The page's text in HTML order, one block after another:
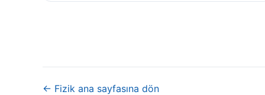
← Fizik ana sayfasına dön